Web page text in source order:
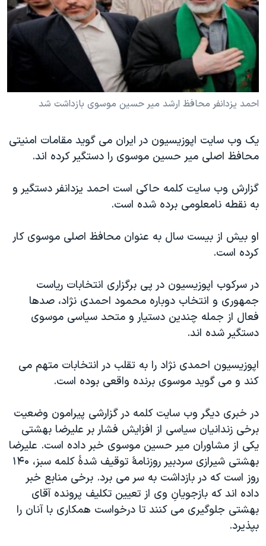
فرهنگ و زندگی
حقوق شهروندی
اقتصادی
علم و فناوری
اسرائیل در جنگ
آرشیو پخش زنده
مستندها
انتخابات ریاست جمهوری آمریکا ۲۰۲۴
حمله جمهوری اسلامی به اسرائیل
رمز مهسا
ورزش زنان در ایران
مجموعه مستندهای دادخواهی
تریبونال مردمی آبان ۹۸
دادگاه حمید نوری
چهل سال گروگان‌گیری
اعتراضات مردمی آبان ۹۸
نرگس محمدی برنده جایزه نوبل صلح
همایش محافظه‌کاران آمریکا «سی‌پک»
صفحه‌های ویژه
دنبال کنید
زبانهای مختلف
احمد يزدانفر محافظ ارشد مير حسين موسوی بازداشت شد
یک وب سایت اپوزیسیون در ایران می گوید مقامات امنیتی
محافظ اصلی میر حسین موسوی را دستگیر کرده اند.
گزارش وب سایت کلمه حاکی است احمد یزدانفر دستگیر و
به نقطه نامعلومی برده شده است.
او بیش از بیست سال به عنوان محافظ اصلی موسوی کار
کرده است.
در سرکوب اپوزیسیون در پی برگزاری انتخابات ریاست
جمهوری و انتخاب دوباره محمود احمدی نژاد، صدها
فعال از جمله چندین دستیار و متحد سیاسی موسوی
دستگیر شده اند.
اپوزیسیون احمدی نژاد را به تقلب در انتخابات متهم می
کند و می گوید موسوی برنده واقعی بوده است.
در خبری ديگر وب سايت کلمه در گزارشی پيرامون وضعيت
برخی زندانيان سياسی از افزايش فشار بر عليرضا بهشتی
يکی از مشاوران مير حسين موسوی خبر داده است. عليرضا
بهشتی شيرازی سردبير روزنامۀ توقيف شدۀ کلمه سبز، ۱۴۰
روز است که در بازداشت به سر می برد. برخی منابع خبر
داده اند که بازجويانِ وی از تعيين تکليف پرونده آقای
بهشتی جلوگيری می کنند تا درخواست همکاری با آنان را
بپذيرد.